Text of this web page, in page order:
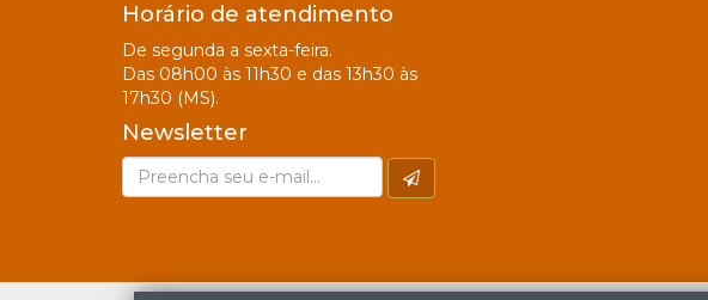
Horário de atendimento
De segunda a sexta-feira.
Das 08h00 às 11h30 e das 13h30 às
17h30 (MS).
Newsletter